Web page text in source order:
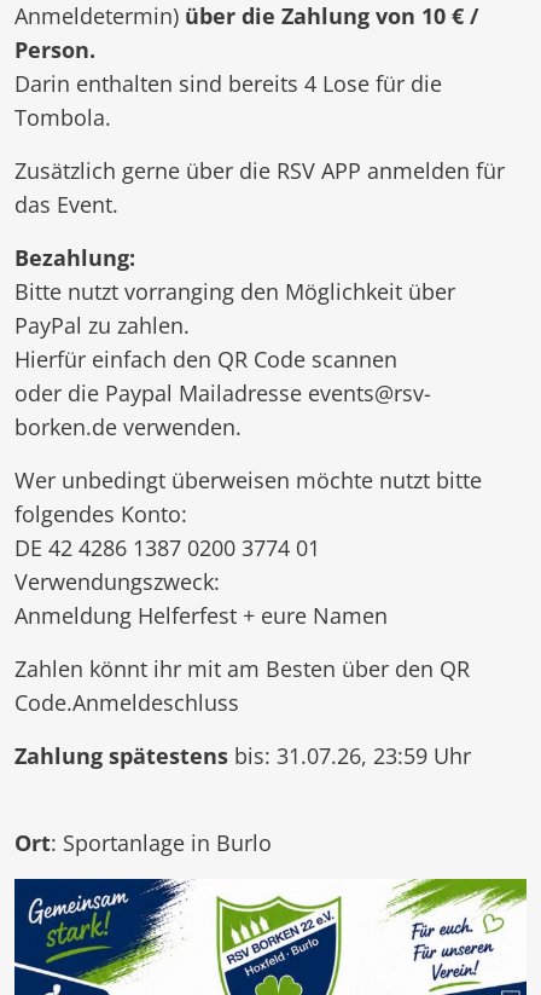
Anmeldetermin) über die Zahlung von 10 € /
Person.
Darin enthalten sind bereits 4 Lose für die
Tombola.
Zusätzlich gerne über die RSV APP anmelden für
das Event.
Bezahlung:
Bitte nutzt vorranging den Möglichkeit über
PayPal zu zahlen.
Hierfür einfach den QR Code scannen
oder die Paypal Mailadresse events@rsv-
borken.de verwenden.
Wer unbedingt überweisen möchte nutzt bitte
folgendes Konto:
DE 42 4286 1387 0200 3774 01
Verwendungszweck:
Anmeldung Helferfest + eure Namen
Zahlen könnt ihr mit am Besten über den QR
Code.Anmeldeschluss
Zahlung spätestens bis: 31.07.26, 23:59 Uhr
Ort: Sportanlage in Burlo